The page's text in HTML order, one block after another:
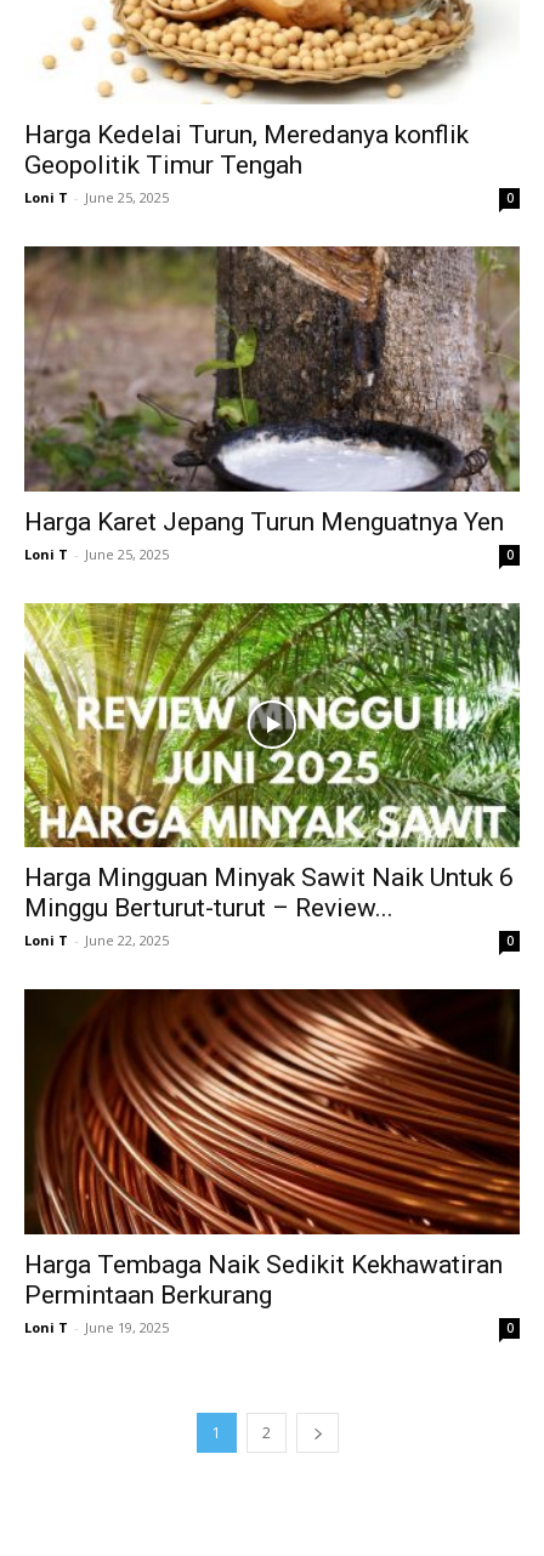
Harga Kedelai Turun, Meredanya konflik
Geopolitik Timur Tengah
Loni T - June 25, 2025 0
Harga Karet Jepang Turun Menguatnya Yen
Loni T - June 25, 2025 0
Harga Mingguan Minyak Sawit Naik Untuk 6
Minggu Berturut-turut – Review...
Loni T - June 22, 2025 0
Harga Tembaga Naik Sedikit Kekhawatiran
Permintaan Berkurang
Loni T - June 19, 2025 0
1 2